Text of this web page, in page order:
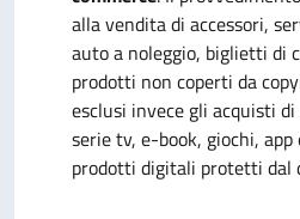
alla vendita di accessori,
auto a noleggio, biglietti di
prodotti non coperti da
esclusi invece gli acquisti
serie tv, e-book, giochi,
prodotti digitali protetti dal